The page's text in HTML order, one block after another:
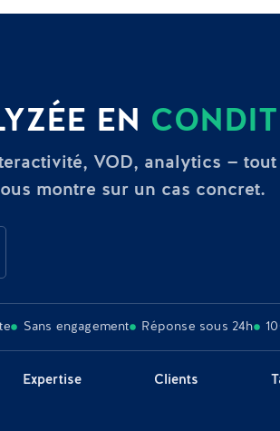
EN
VOD, analytics —
montre sur un cas concret.
Sans engagement Réponse sous 24h
Expertise Clients